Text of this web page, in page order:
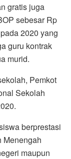
gratis juga
sebesar Rp
2020 yang
guru kontrak
murid.
Pemkot
Sekolah
berprestasi
Menengah
maupun